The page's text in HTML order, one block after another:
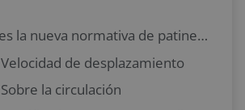
Así es la nueva normativa de patinetes eléctricos DGT 2021
Velocidad de desplazamiento
Sobre la circulación